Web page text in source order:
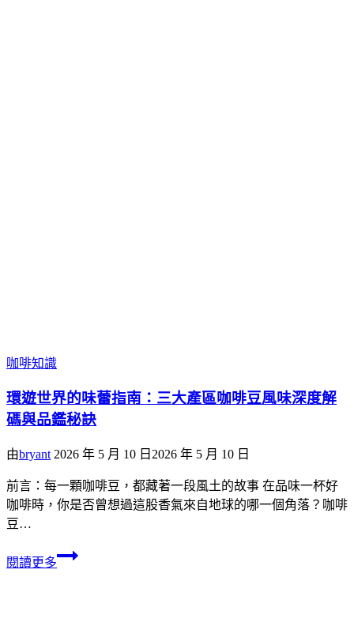
咖啡知識
環遊世界的味蕾指南：三大產區咖啡豆風味深度解
碼與品鑑秘訣
由bryant 2026 年 5 月 10 日 2026 年 5 月 10 日
前言：每一顆咖啡豆，都藏著一段風土的故事 在品味一杯好
咖啡時，你是否曾想過這股香氣來自地球的哪一個角落？咖啡
豆…
閱讀更多